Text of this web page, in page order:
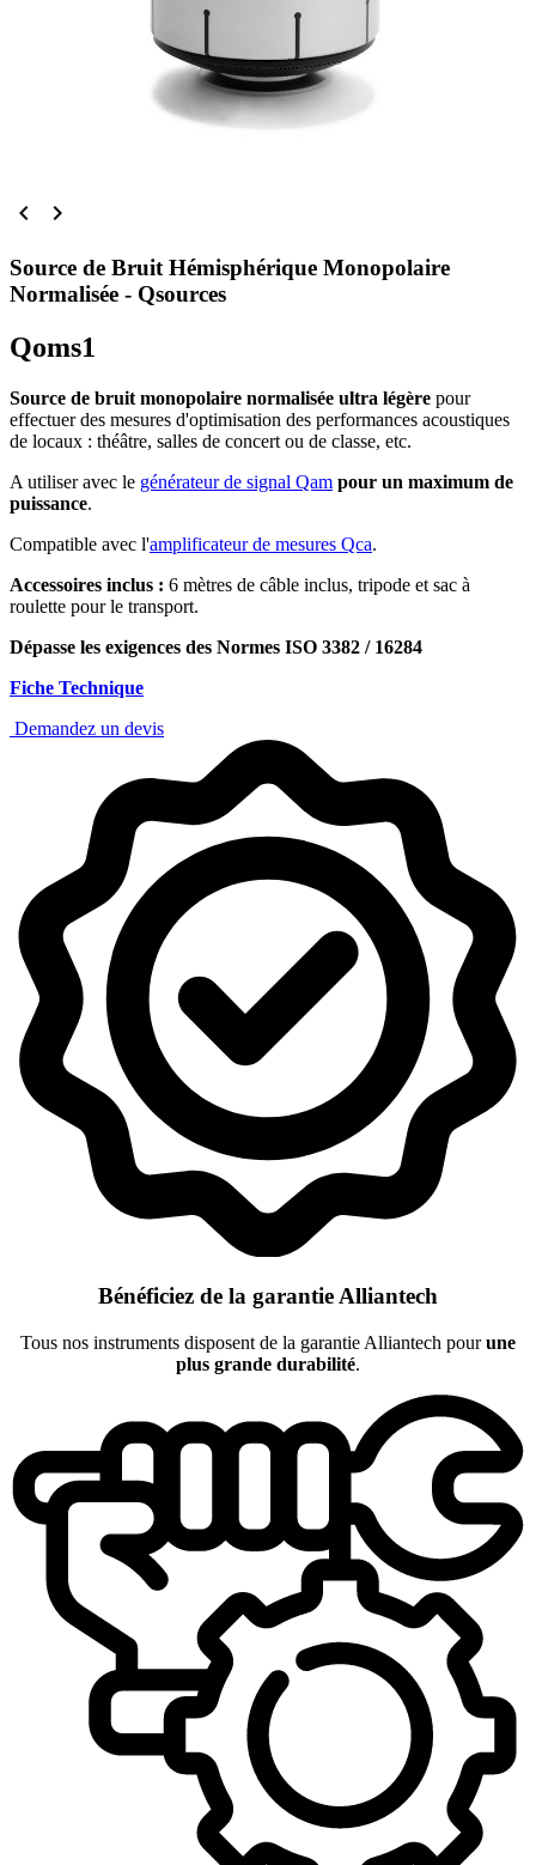
 
Source de Bruit Hémisphérique Monopolaire
Normalisée - Qsources
Qoms1
Source de bruit monopolaire normalisée ultra légère pour
effectuer des mesures d'optimisation des performances acoustiques
de locaux : théâtre, salles de concert ou de classe, etc.
A utiliser avec le générateur de signal Qam pour un maximum de
puissance.
Compatible avec l'amplificateur de mesures Qca.
Accessoires inclus : 6 mètres de câble inclus, tripode et sac à
roulette pour le transport.
Dépasse les exigences des Normes ISO 3382 / 16284
Fiche Technique
Demandez un devis
Bénéficiez de la garantie Alliantech
Tous nos instruments disposent de la garantie Alliantech pourune
plus grande durabilité.